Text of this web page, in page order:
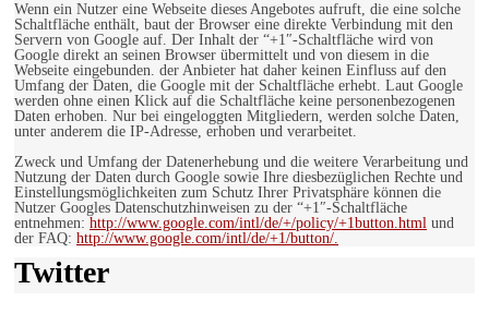
Wenn ein Nutzer eine Webseite dieses Angebotes aufruft, die eine solche
Schaltfläche enthält, baut der Browser eine direkte Verbindung mit den
Servern von Google auf. Der Inhalt der “+1″-Schaltfläche wird von
Google direkt an seinen Browser übermittelt und von diesem in die
Webseite eingebunden. der Anbieter hat daher keinen Einfluss auf den
Umfang der Daten, die Google mit der Schaltfläche erhebt. Laut Google
werden ohne einen Klick auf die Schaltfläche keine personenbezogenen
Daten erhoben. Nur bei eingeloggten Mitgliedern, werden solche Daten,
unter anderem die IP-Adresse, erhoben und verarbeitet.
Zweck und Umfang der Datenerhebung und die weitere Verarbeitung und
Nutzung der Daten durch Google sowie Ihre diesbezüglichen Rechte und
Einstellungsmöglichkeiten zum Schutz Ihrer Privatsphäre können die
Nutzer Googles Datenschutzhinweisen zu der “+1″-Schaltfläche
entnehmen: http://www.google.com/intl/de/+/policy/+1button.html und
der FAQ: http://www.google.com/intl/de/+1/button/.
Twitter